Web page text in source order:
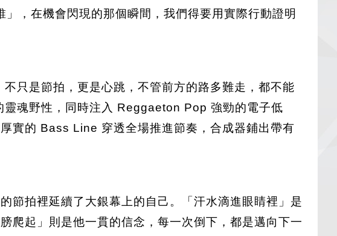
，在機會閃現的那個瞬間，我們得要用實際行動證明
只是節拍，更是心跳，不管前方的路多難走，都不能
魂野性，同時注入 Reggaeton Pop 強勁的電子低
實的 Bass Line 穿透全場推進節奏，合成器鋪出帶有
節拍裡延續了大銀幕上的自己。「汗水滴進眼睛裡」是
爬起」則是他一貫的信念，每一次倒下，都是邁向下一